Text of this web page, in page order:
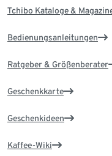
Tchibo Kataloge &
Bedienungsanleitungen
Ratgeber & Größenberater
Geschenkkarte
Geschenkideen
Kaffee-Wiki